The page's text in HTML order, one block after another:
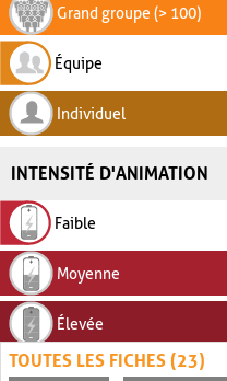
Grand groupe (> 100)
Équipe
Individuel
INTENSITÉ D'ANIMATION
Faible
Moyenne
Élevée
TOUTES LES FICHES (23)